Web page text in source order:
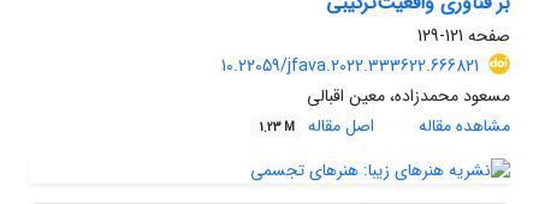
صفحه 121-129
10.22059/jfava.2022.333622.666821
مسعود محمدزاده، معین اقبالی
مشاهده مقاله
اصل مقاله 1.23 M